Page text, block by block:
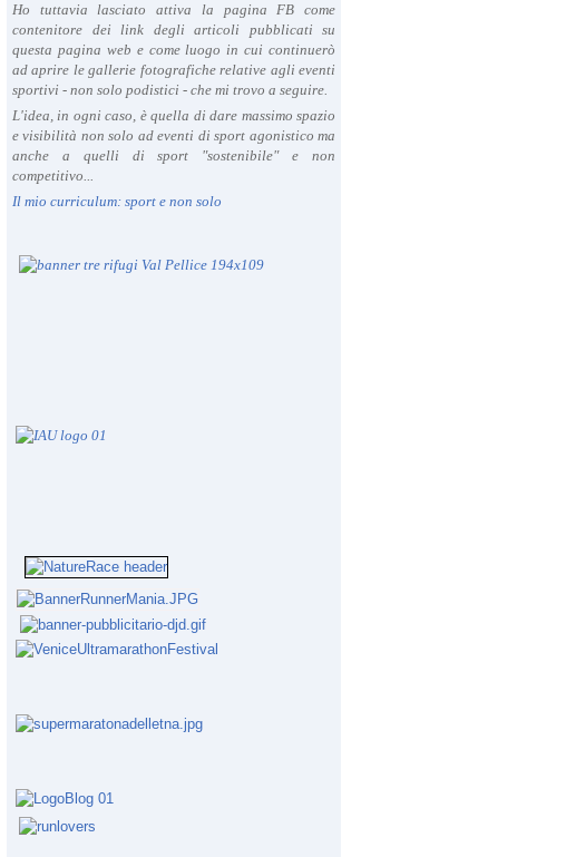
Ho tuttavia lasciato attiva la pagina FB come
contenitore dei link degli articoli pubblicati su
questa pagina web e come luogo in cui continuerò
ad aprire le gallerie fotografiche relative agli eventi
sportivi - non solo podistici - che mi trovo a seguire.
L'idea, in ogni caso, è quella di dare massimo spazio
e visibilità non solo ad eventi di sport agonistico ma
anche a quelli di sport "sostenibile" e non
competitivo...
Il mio curriculum: sport e non solo